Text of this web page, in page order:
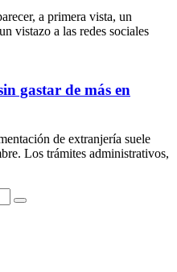
a primera vista, un
vistazo a las redes sociales
gastar de más en
de extranjería suele
Los trámites administrativos,